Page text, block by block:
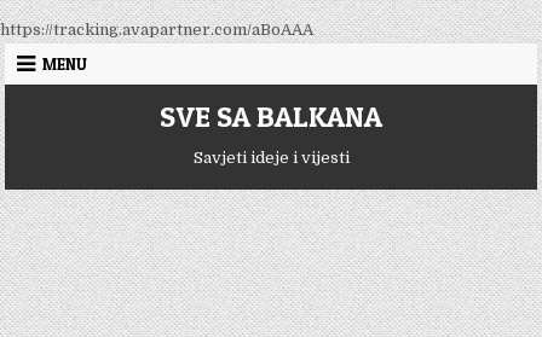
https://tracking.avapartner.com/aBoAAASkip
MENU
SVE SA BALKANA
Savjeti ideje i vijesti